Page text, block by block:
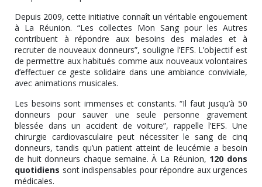
Depuis 2009, cette initiative connaît un véritable engouement
à La Réunion. “Les collectes Mon Sang pour les Autres
contribuent à répondre aux besoins des malades et à
recruter de nouveaux donneurs”, souligne l’EFS. L’objectif est
de permettre aux habitués comme aux nouveaux volontaires
d’effectuer ce geste solidaire dans une ambiance conviviale,
avec animations musicales.
Les besoins sont immenses et constants. “Il faut jusqu’à 50
donneurs pour sauver une seule personne gravement
blessée dans un accident de voiture”, rappelle l’EFS. Une
chirurgie cardiovasculaire peut nécessiter le sang de cinq
donneurs, tandis qu’un patient atteint de leucémie a besoin
de huit donneurs chaque semaine. À La Réunion, 120 dons
quotidiens sont indispensables pour répondre aux urgences
médicales.